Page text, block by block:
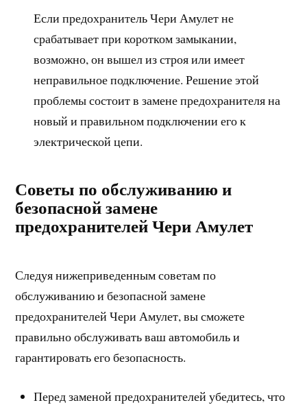
Если предохранитель Чери Амулет не
срабатывает при коротком замыкании,
возможно, он вышел из строя или имеет
неправильное подключение. Решение этой
проблемы состоит в замене предохранителя на
новый и правильном подключении его к
электрической цепи.
Советы по обслуживанию и
безопасной замене
предохранителей Чери Амулет
Следуя нижеприведенным советам по
обслуживанию и безопасной замене
предохранителей Чери Амулет, вы сможете
правильно обслуживать ваш автомобиль и
гарантировать его безопасность.
Перед заменой предохранителей убедитесь, что